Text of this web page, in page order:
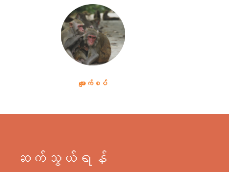
မျောက်စပ်
ဆက်သွယ်ရန်